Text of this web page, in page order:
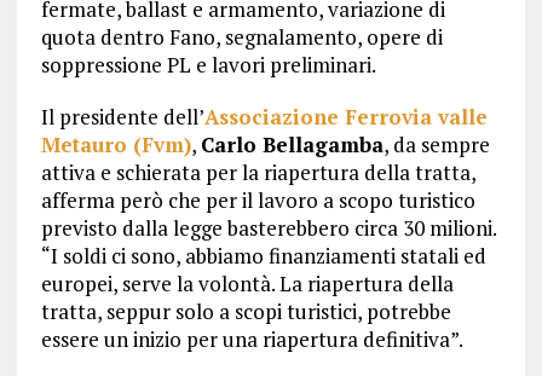
fermate, ballast e armamento, variazione di
quota dentro Fano, segnalamento, opere di
soppressione PL e lavori preliminari.
Il presidente dell’Associazione Ferrovia valle
Metauro (Fvm), Carlo Bellagamba, da sempre
attiva e schierata per la riapertura della tratta,
afferma però che per il lavoro a scopo turistico
previsto dalla legge basterebbero circa 30 milioni.
“I soldi ci sono, abbiamo finanziamenti statali ed
europei, serve la volontà. La riapertura della
tratta, seppur solo a scopi turistici, potrebbe
essere un inizio per una riapertura definitiva”.